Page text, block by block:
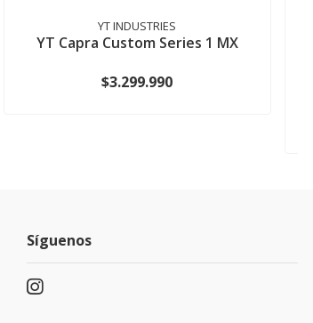
YT INDUSTRIES
YT Capra Custom Series 1 MX
$3.299.990
Síguenos